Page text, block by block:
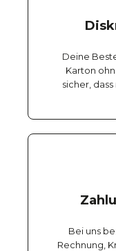
Deine
Karton
sicher,
Bei uns
Rechnung,